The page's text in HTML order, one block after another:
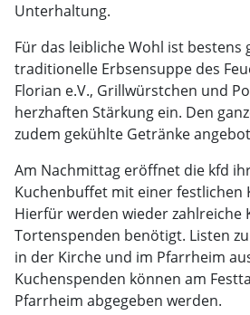
Unterhaltung.
Für das leibliche Wohl ist bestens
traditionelle Erbsensuppe des
Florian e.V., Grillwürstchen und
herzhaften Stärkung ein. Den
zudem gekühlte Getränke
Am Nachmittag eröffnet die kfd
Kuchenbuffet mit einer festlichen
Hierfür werden wieder zahlreiche
Tortenspenden benötigt. Listen
in der Kirche und im Pfarrheim
Kuchenspenden können am
Pfarrheim abgegeben werden.